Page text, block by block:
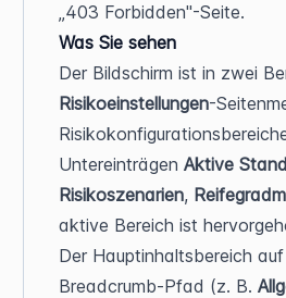
„403 Forbidden"-Seite.
Was Sie sehen
Risikoeinstellungen-
Untereinträgen Aktive
Risikoszenarien,
aktive Bereich ist
Der Hauptinhaltsbereich
Breadcrumb-Pfad (z. B.